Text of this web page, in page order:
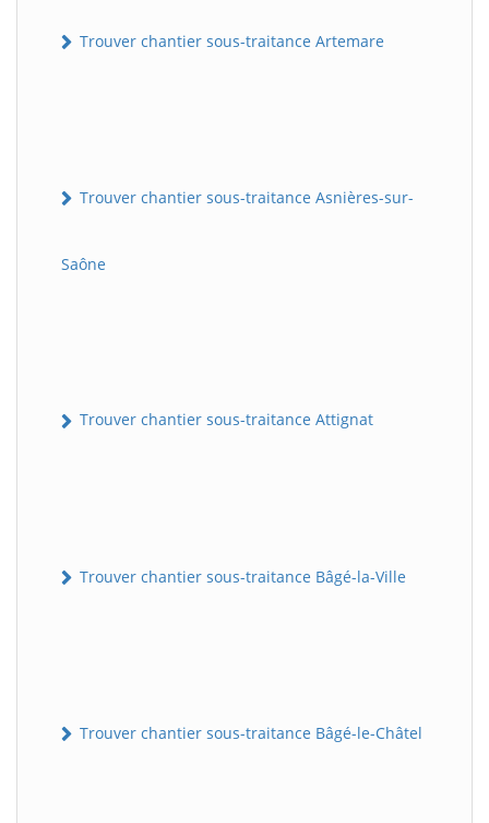
Trouver chantier sous-traitance Artemare
Trouver chantier sous-traitance Asnières-sur-
Saône
Trouver chantier sous-traitance Attignat
Trouver chantier sous-traitance Bâgé-la-Ville
Trouver chantier sous-traitance Bâgé-le-Châtel